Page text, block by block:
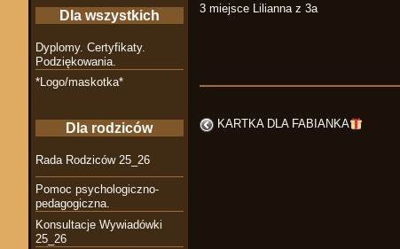
3 miejsce Lilianna z 3a
KARTKA DLA FABIANKA
Dla wszystkich
Dyplomy. Certyfikaty.
Podziękowania.
*Logo/maskotka*
Dla rodziców
Rada Rodziców 25_26
Pomoc psychologiczno-
pedagogiczna.
Konsultacje Wywiadówki
25_26